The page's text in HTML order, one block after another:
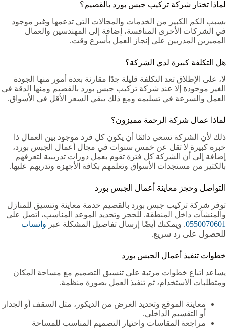
لماذا تختار شركة تركيب جبس بورد بالقصيم؟
بسبب الكم الكبير من الخدمات والمجالات التي تدعمها وغير موجود
في الشركات الأخرى المنافسة، إضافة إلى المهندسين والعمال
المميزين المدربين على إنجاز العمل بأسرع وقت.
هل التكلفة كبيرة لدي الشركة؟
لا، على الإطلاق تعد التكلفة قليلة جدًا مقارنة بعدة أمور منها الجودة
الغير موجودة إلا عند شركة تركيب جبس بورد بالقصيم ومنها الدقة في
العمل والسرعة في تسليمه ومع ذلك يبقي السعر الأقل في الأسواق.
لماذا عمال شركة الرحمة مميزون؟
ذلك لأن الشركة تسعي دائمًا أن يكون كل فرد موجود بين العمال ذا
خبرة كبيرة لا تقل عن خمس سنوات في مجال أعمال الجبس بورد،
إضافة إلى أن الشركة كل فترة تقوم بعمل دورات تدريبية لتعرفهم
بالكثير من مستجدات الأسواق وتعلمهم بكافة الأجهزة وتدربهم عليها.
التواصل وحجز معاينة أعمال الجبس بورد
توفر شركة تركيب جبس بورد بالقصيم خدمة معاينة وتنسيق للمنازل
والمنشآت داخل المنطقة. للحجز وتحديد الموعد المناسب، اتصل على
0550070601. ويمكنك أيضًا إرسال تفاصيل المشكلة عبر واتساب
للحصول على رد سريع.
خطوات تنفيذ أعمال الجبس بورد
يساعد اتباع خطوات مرتبة على تنسيق التصميم مع مساحة المكان
ومتطلبات الاستخدام، ثم تنفيذ العمل بصورة منظمة.
معاينة الموقع وتحديد الغرض من الديكور، مثل السقف أو الجدار
أو التقسيم الداخلي.
مراجعة المقاسات واختيار التصميم المناسب للمساحة